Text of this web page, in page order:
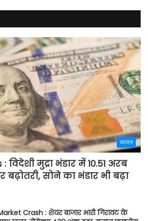
व्यापार
विदेशी मुद्रा भंडार में 10.51 अरब
बढ़ोतरी, सोने का भंडार भी बढ़ा
Crash : शेयर बाजार भारी गिरावट के